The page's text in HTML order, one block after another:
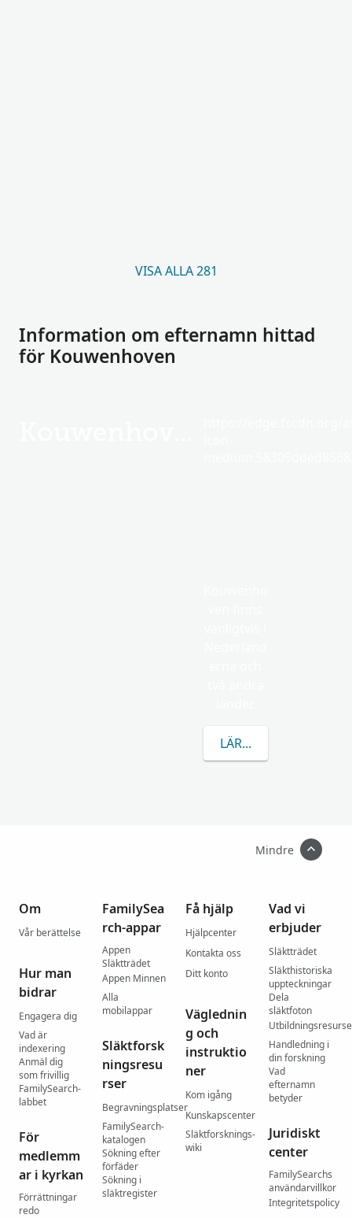
VISA ALLA 281
Information om efternamn hittad
för Kouwenhoven
LÄR DIG MER OM
Mindre
Om
Vår berättelse
Hur man
bidrar
Engagera dig
Vad är
indexering
Anmäl dig
som frivillig
FamilySearch-
labbet
För
medlemm
ar i kyrkan
Förrättningar
redo
FamilySea
rch-appar
Appen
Släktträdet
Appen Minnen
Alla
mobilappar
Släktforsk
ningsresu
rser
Begravningsplatser
FamilySearch-
katalogen
Sökning efter
förfäder
Sökning i
släktregister
Få hjälp
Hjälpcenter
Kontakta oss
Ditt konto
Väglednin
g och
instruktio
ner
Kom igång
Kunskapscenter
Släktforsknings-
wiki
Vad vi
erbjuder
Släktträdet
Släkthistoriska
uppteckningar
Dela
släktfoton
Handledning i
din forskning
Vad
efternamn
betyder
Juridiskt
center
FamilySearchs
användarvillkor
Integritetspolicy